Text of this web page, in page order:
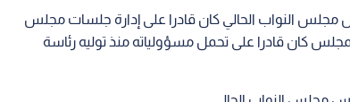
أن رئيس مجلس النواب الحالي كان قادرا على إدارة جلسات مجلس
ان رئيس المجلس كان قادرا على تحمل مسؤولياته منذ توليه رئاسة